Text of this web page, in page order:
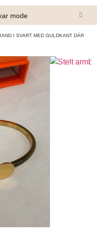
mode
I SVART MED GULDKANT DÄR